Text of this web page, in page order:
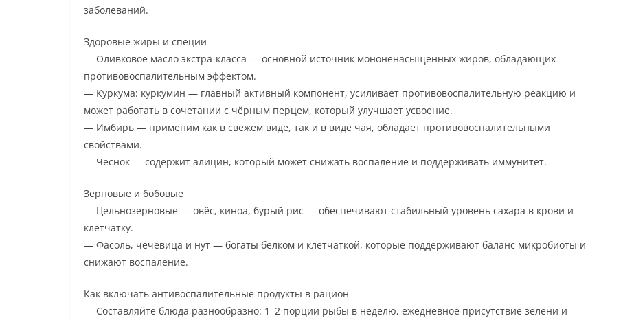
заболеваний.
Здоровые жиры и специи
— Оливковое масло экстра-класса — основной источник мононенасыщенных жиров, обладающих
противовоспалительным эффектом.
— Куркума: куркумин — главный активный компонент, усиливает противовоспалительную реакцию и
может работать в сочетании с чёрным перцем, который улучшает усвоение.
— Имбирь — применим как в свежем виде, так и в виде чая, обладает противовоспалительными
свойствами.
— Чеснок — содержит алицин, который может снижать воспаление и поддерживать иммунитет.
Зерновые и бобовые
— Цельнозерновые — овёс, киноа, бурый рис — обеспечивают стабильный уровень сахара в крови и
клетчатку.
— Фасоль, чечевица и нут — богаты белком и клетчаткой, которые поддерживают баланс микробиоты и
снижают воспаление.
Как включать антивоспалительные продукты в рацион
— Составляйте блюда разнообразно: 1–2 порции рыбы в неделю, ежедневное присутствие зелени и